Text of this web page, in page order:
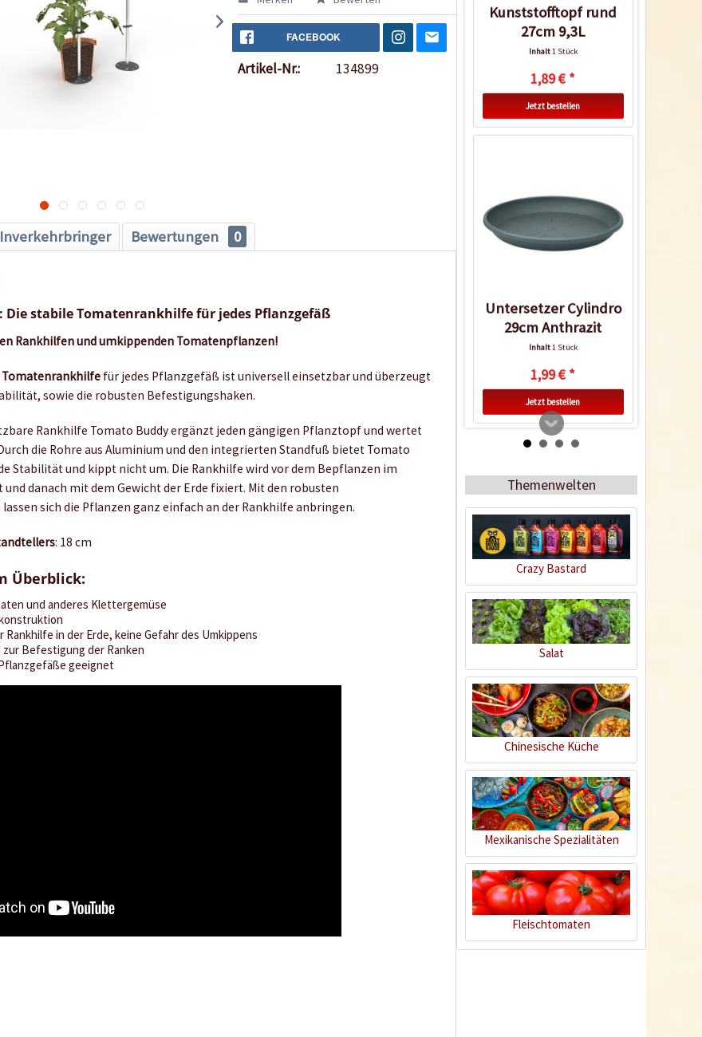
FACEBOOK
Artikel-Nr.: 134899
Inverkehrbringer Bewertungen 0
Die stabile Tomatenrankhilfe für jedes Pflanzgefäß
Rankhilfen und umkippenden Tomatenpflanzen!
Tomatenrankhilfe für jedes Pflanzgefäß ist universell einsetzbar und überzeugt
sowie die robusten Befestigungshaken.
Rankhilfe Tomato Buddy ergänzt jedengängigen Pflanztopf und wertet
die Rohreaus Aluminium und den integrierten Standfuß bietet Tomato
Stabilität und kippt nicht um. Die Rankhilfe wird vordem Bepflanzen im
danach mit dem Gewichtder Erde fixiert. Mit den robusten
sich die Pflanzen ganz einfach an der Rankhilfe anbringen.
: 18 cm
Überblick:
undanderes Klettergemüse
Rankhilfein der Erde, keine Gefahrdes Umkippens
zur Befestigung der Ranken
geeignet
Kunststofftopf rund
27cm 9,3L
Inhalt1 Stück
1,89 € *
Jetzt bestellen
Untersetzer Cylindro
29cm Anthrazit
Inhalt1 Stück
1,99 € *
Jetzt bestellen
Kunststofftopf rund
33cm 14L
Inhalt1 Stück
2,99 € *
Jetzt bestellen
Untersetzer Cylindro
33cm Anthrazit
Inhalt1 Stück
Themenwelten
Crazy Bastard
Salat
Chinesische Küche
Mexikanische Spezialitäten
Fleischtomaten